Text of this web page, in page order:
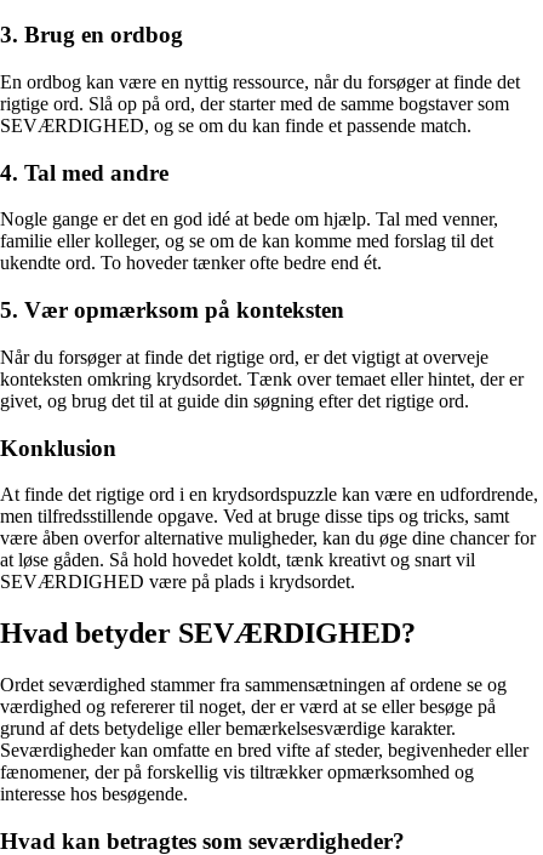
3. Brug en ordbog
En ordbog kan være en nyttig ressource, når du forsøger at finde det
rigtige ord. Slå op på ord, der starter med de samme bogstaver som
SEVÆRDIGHED, og se om du kan finde et passende match.
4. Tal med andre
Nogle gange er det en god idé at bede om hjælp. Tal med venner,
familie eller kolleger, og se om de kan komme med forslag til det
ukendte ord. To hoveder tænker ofte bedre end ét.
5. Vær opmærksom på konteksten
Når du forsøger at finde det rigtige ord, er det vigtigt at overveje
konteksten omkring krydsordet. Tænk over temaet eller hintet, der er
givet, og brug det til at guide din søgning efter det rigtige ord.
Konklusion
At finde det rigtige ord i en krydsordspuzzle kan være en udfordrende,
men tilfredsstillende opgave. Ved at bruge disse tips og tricks, samt
være åben overfor alternative muligheder, kan du øge dine chancer for
at løse gåden. Så hold hovedet koldt, tænk kreativt og snart vil
SEVÆRDIGHED være på plads i krydsordet.
Hvad betyder SEVÆRDIGHED?
Ordet seværdighed stammer fra sammensætningen af ordene se og
værdighed og refererer til noget, der er værd at se eller besøge på
grund af dets betydelige eller bemærkelsesværdige karakter.
Seværdigheder kan omfatte en bred vifte af steder, begivenheder eller
fænomener, der på forskellig vis tiltrækker opmærksomhed og
interesse hos besøgende.
Hvad kan betragtes som seværdigheder?